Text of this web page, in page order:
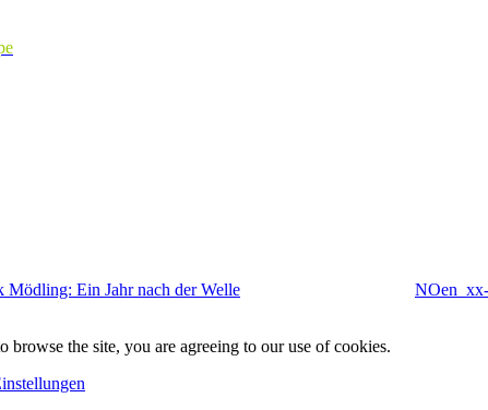
Ein Jahr nach der Welle
browse the site, you are agreeing to our use of cookies.